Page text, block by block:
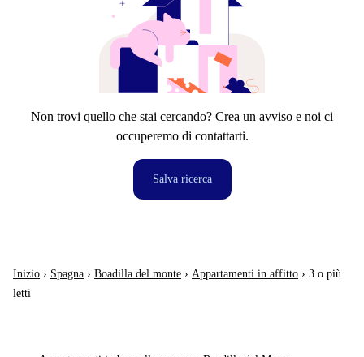
Non trovi quello che stai cercando? Crea un avviso e noi ci
occuperemo di contattarti.
Salva ricerca
Inizio › Spagna › Boadilla del monte › Appartamenti in affitto › 3 o più
letti